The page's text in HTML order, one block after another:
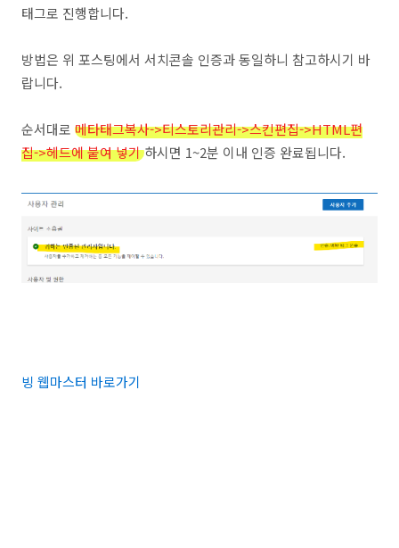
태그로 진행합니다.
방법은 위 포스팅에서 서치콘솔 인증과 동일하니 참고하시기 바
랍니다.
순서대로 메타태그복사->티스토리관리->스킨편집->HTML편
집->헤드에 붙여 넣기 하시면 1~2분 이내 인증 완료됩니다.
빙 웹마스터 바로가기